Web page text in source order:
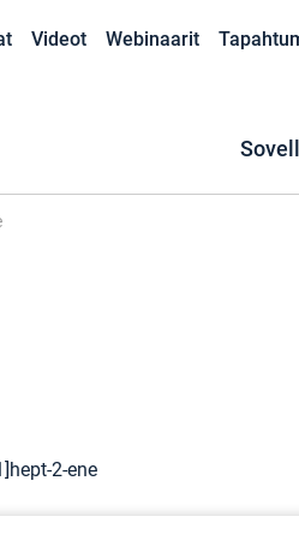
Videot Webinaarit
2-ene